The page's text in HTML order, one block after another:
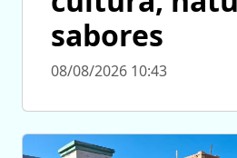
sabores
08/08/2026 10:43